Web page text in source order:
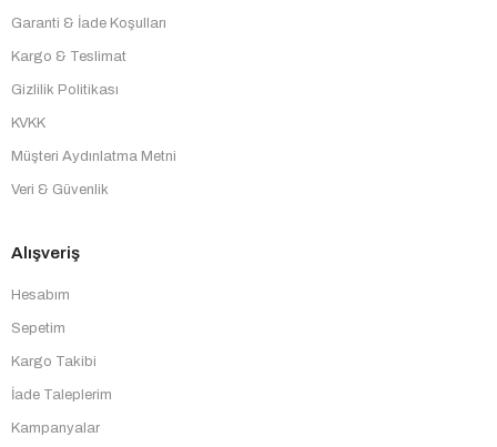
Garanti & İade Koşulları
Kargo & Teslimat
Gizlilik Politikası
KVKK
Müşteri Aydınlatma Metni
Veri & Güvenlik
Alışveriş
Hesabım
Sepetim
Kargo Takibi
İade Taleplerim
Kampanyalar